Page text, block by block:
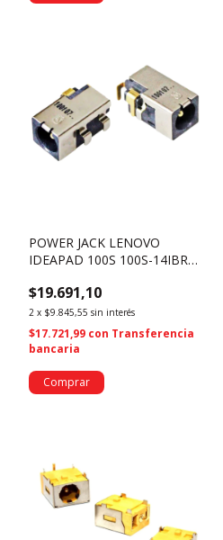
POWER JACK LENOVO
IDEAPAD 100S 100S-14IBR
$19.691,10
2 x $9.845,55 sin interés
$17.721,99 con Transferencia
bancaria